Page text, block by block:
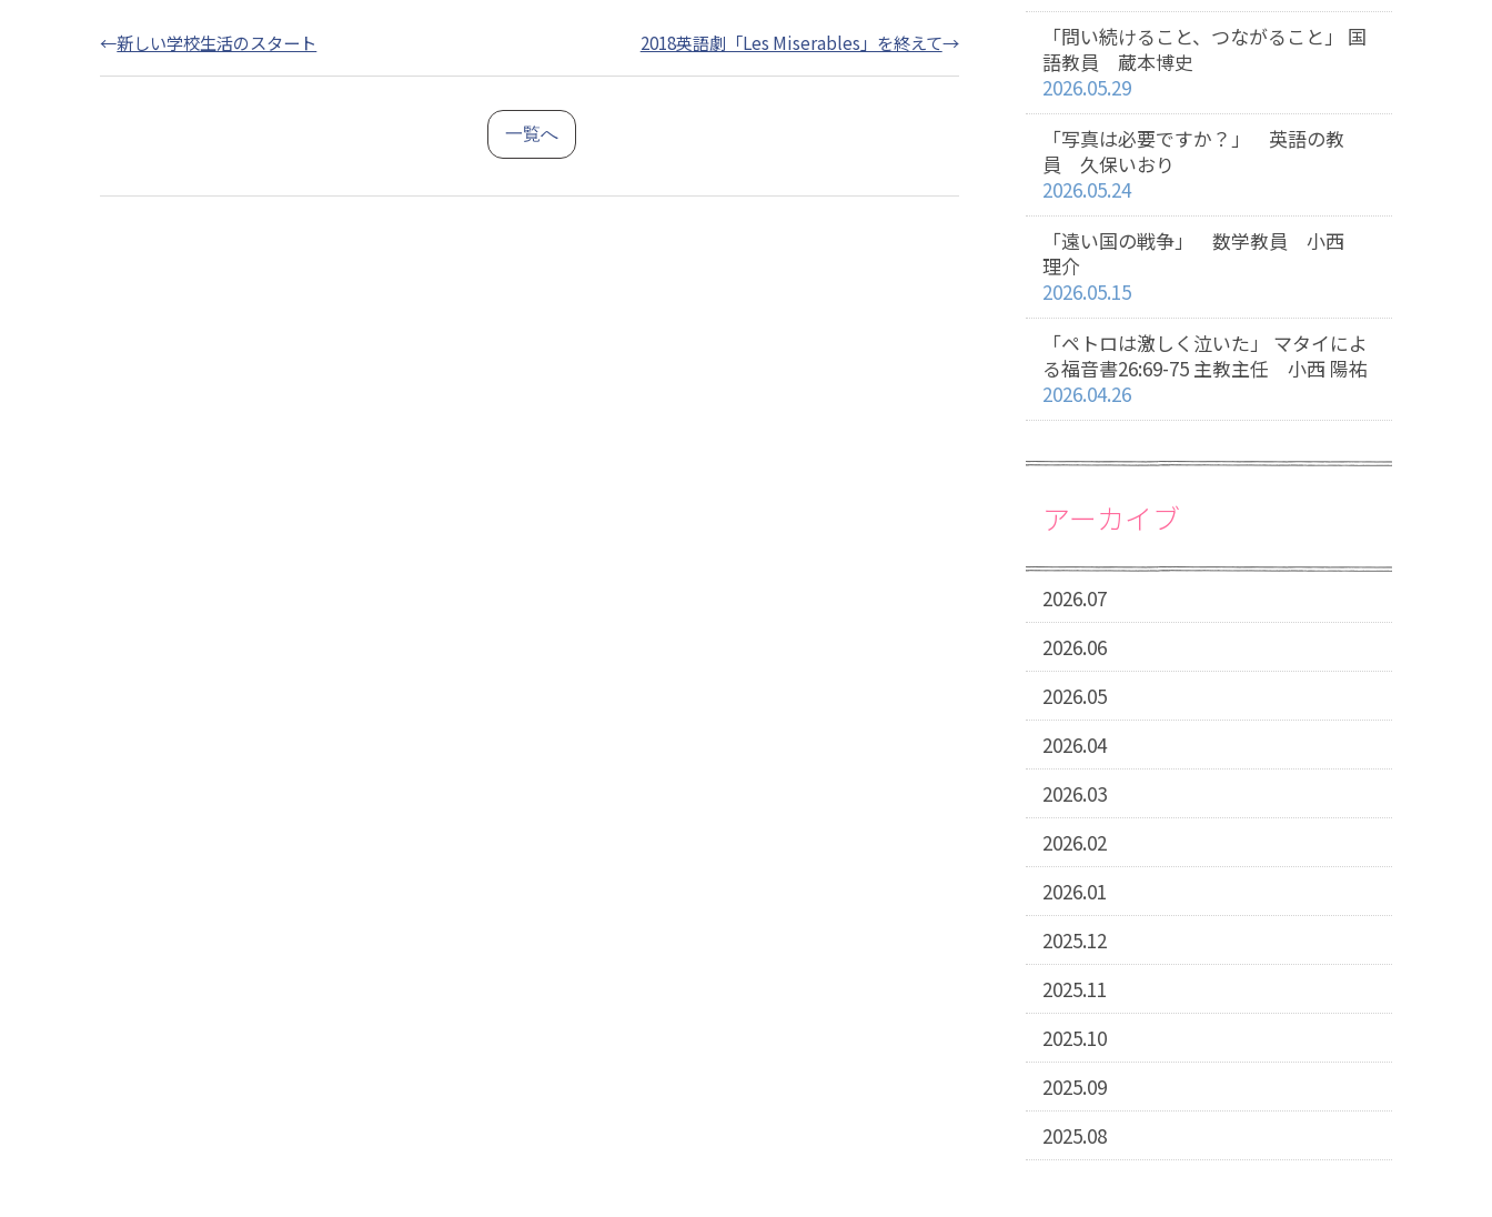
←新しい学校生活のスタート 2018英語劇「Les Miserables」を終えて→
一覧へ
「問い続けること、つながること」 国
語教員 蔵本博史
2026.05.29
「写真は必要ですか？」 英語の教
員 久保いおり
2026.05.24
「遠い国の戦争」 数学教員 小西
理介
2026.05.15
「ペトロは激しく泣いた」 マタイによ
る福音書26:69-75 主教主任 小西 陽祐
2026.04.26
アーカイブ
2026.07
2026.06
2026.05
2026.04
2026.03
2026.02
2026.01
2025.12
2025.11
2025.10
2025.09
2025.08